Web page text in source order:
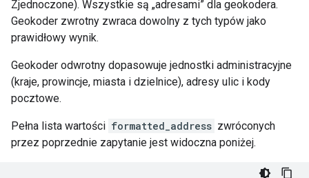
Zjednoczone). Wszystkie są „adresami” dla geokodera.
Geokoder zwrotny zwraca dowolny z tych typów jako
prawidłowy wynik.
Geokoder odwrotny dopasowuje jednostki administracyjne
(kraje, prowincje, miasta i dzielnice), adresy ulic i kody
pocztowe.
Pełna lista wartości formatted_address zwróconych
przez poprzednie zapytanie jest widoczna poniżej.